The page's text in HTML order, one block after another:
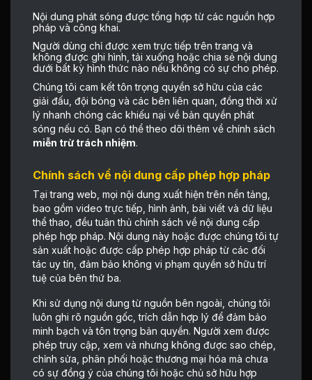
Nội dung phát sóng được tổng hợp từ các nguồn hợp
pháp và công khai.
Người dùng chỉ được xem trực tiếp trên trang và
không được ghi hình, tải xuống hoặc chia sẻ nội dung
dưới bất kỳ hình thức nào nếu không có sự cho phép.
Chúng tôi cam kết tôn trọng quyền sở hữu của các
giải đấu, đội bóng và các bên liên quan, đồng thời xử
lý nhanh chóng các khiếu nại về bản quyền phát
sóng nếu có. Bạn có thể theo dõi thêm về chính sách
miễn trừ trách nhiệm.
Chính sách về nội dung cấp phép hợp pháp
Tại trang web, mọi nội dung xuất hiện trên nền tảng,
bao gồm video trực tiếp, hình ảnh, bài viết và dữ liệu
thể thao, đều tuân thủ chính sách về nội dung cấp
phép hợp pháp. Nội dung này hoặc được chúng tôi tự
sản xuất hoặc được cấp phép hợp pháp từ các đối
tác uy tín, đảm bảo không vi phạm quyền sở hữu trí
tuệ của bên thứ ba.
Khi sử dụng nội dung từ nguồn bên ngoài, chúng tôi
luôn ghi rõ nguồn gốc, trích dẫn hợp lý để đảm bảo
minh bạch và tôn trọng bản quyền. Người xem được
phép truy cập, xem và nhưng không được sao chép,
chỉnh sửa, phân phối hoặc thương mại hóa mà chưa
có sự đồng ý của chúng tôi hoặc chủ sở hữu hợp